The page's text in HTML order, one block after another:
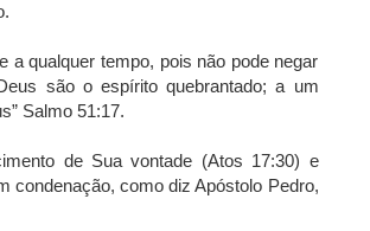
a qualquer tempo, pois não pode negar
são o espírito quebrantado; a um
Salmo 51:17.
de Sua vontade (Atos 17:30) e
condenação, como diz Apóstolo Pedro,